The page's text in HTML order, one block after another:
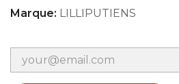
Marque: LILLIPUTIENS